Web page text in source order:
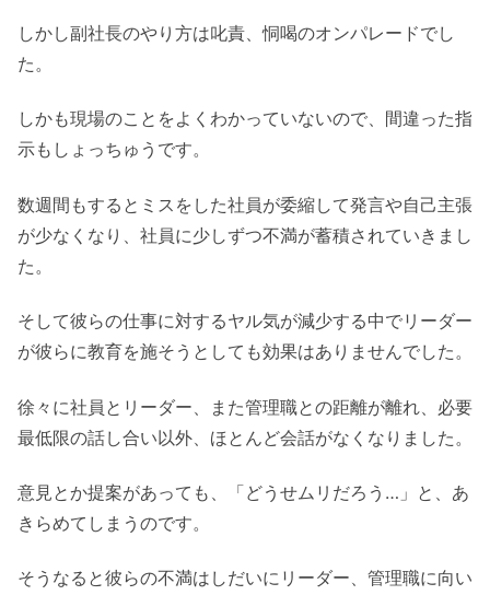
しかし副社長のやり方は叱責、恫喝のオンパレードでし
た。
しかも現場のことをよくわかっていないので、間違った指
示もしょっちゅうです。
数週間もするとミスをした社員が委縮して発言や自己主張
が少なくなり、社員に少しずつ不満が蓄積されていきまし
た。
そして彼らの仕事に対するヤル気が減少する中でリーダー
が彼らに教育を施そうとしても効果はありませんでした。
徐々に社員とリーダー、また管理職との距離が離れ、必要
最低限の話し合い以外、ほとんど会話がなくなりました。
意見とか提案があっても、「どうせムリだろう…」と、あ
きらめてしまうのです。
そうなると彼らの不満はしだいにリーダー、管理職に向い